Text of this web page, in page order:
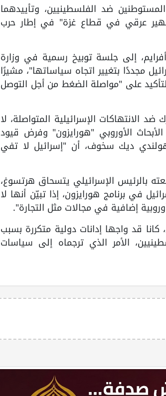
ضد الفلسطينيين، وتأييدهما
عرقي في قطاع غزة" في إطار حرب
إلى جلسة توبيخ رسمية في وزارة
مجددًا بتغيير اتجاه سياساتها"، مشيرًا
على "مواصلة الضغط من أجل التوصل
الانتهاكات الإسرائيلية المتواصلة، لا
الأوروبي "هورايزون" وفرض قيود
ديك سخوف، أن "إسرائيل لا تفي
بالرئيس الإسرائيلي يتسحاق هرتسوغ،
في برنامج هورايزون، إذا تبيّن أنها لا
إضافية في مجالات مثل التجارة".
قد واجها إدانات دولية متكررة بسبب
الأمر الذي ترجماه إلى سياسات